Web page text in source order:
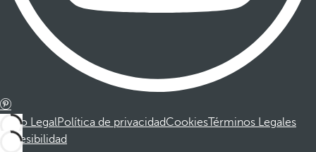
Aviso LegalPolítica de privacidadCookiesTérminos Legales
Accesibilidad